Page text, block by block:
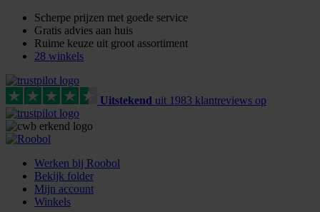
Scherpe prijzen met goede service
Gratis advies aan huis
Ruime keuze uit groot assortiment
28 winkels
Uitstekend uit 1983 klantreviews op
Werken bij Roobol
Bekijk folder
Mijn account
Winkels